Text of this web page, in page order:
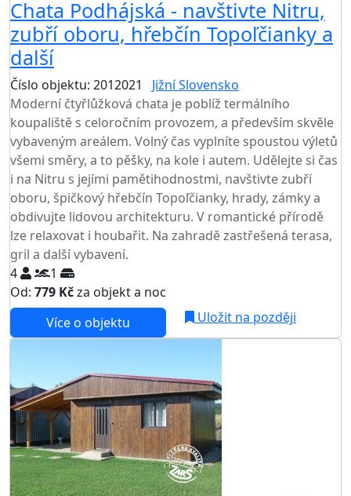
Chata Podhájská - navštivte Nitru,
zubří oboru, hřebčín Topoľčianky a
další
Číslo objektu: 2012021
Jižní Slovensko
Moderní čtyřlůžková chata je poblíž termálního
koupaliště s celoročním provozem, a především skvěle
vybaveným areálem. Volný čas vyplníte spoustou výletů
všemi směry, a to pěšky, na kole i autem. Udělejte si čas
i na Nitru s jejími pamětihodnostmi, navštivte zubří
oboru, špičkový hřebčín Topoľčianky, hrady, zámky a
obdivujte lidovou architekturu. V romantické přírodě
lze relaxovat i houbařit. Na zahradě zastřešená terasa,
gril a další vybavení.
4
1
Od: 779 Kčza objekt a noc
Více o objektu
Uložit na později